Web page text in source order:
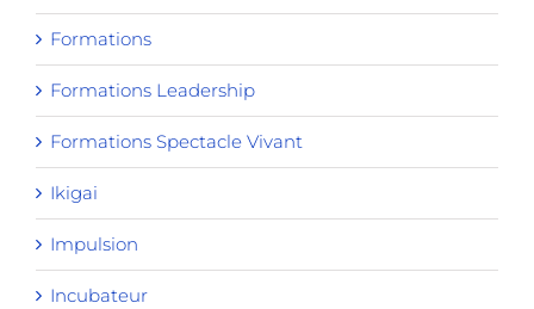
Formations
Formations Leadership
Formations Spectacle Vivant
Ikigai
Impulsion
Incubateur